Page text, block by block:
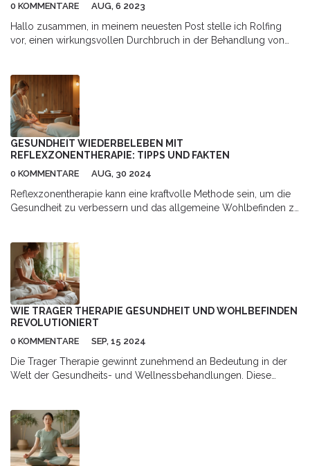
0 KOMMENTARE AUG, 6 2023
Hallo zusammen, in meinem neuesten Post stelle ich Rolfing
vor, einen wirkungsvollen Durchbruch in der Behandlung von
mit einem ganzheitlichen Ansatz zur Verbesserung unserer
Körperhaltung und Bewegung. Erfahren Sie mehr über diese
erstaunliche Technik, die bereits vielen Menschen geholfen hat,
ihre Rückenschmerzen zu lindern. Machen Sie mit auf der Reise
zu einer schmerzfreien Zukunft!
GESUNDHEIT WIEDERBELEBEN MIT
REFLEXZONENTHERAPIE: TIPPS UND FAKTEN
0 KOMMENTARE AUG, 30 2024
Reflexzonentherapie kann eine kraftvolle Methode sein, um die
Gesundheit zu verbessern und das allgemeine Wohlbefinden zu
praktische Tipps für die Anwendung im Alltag.
WIE TRAGER THERAPIE GESUNDHEIT UND WOHLBEFINDEN
REVOLUTIONIERT
0 KOMMENTARE SEP, 15 2024
Die Trager Therapie gewinnt zunehmend an Bedeutung in der
Welt der Gesundheits- und Wellnessbehandlungen. Diese
wirst du die Grundlagen der Trager Therapie kennenlernen,
erfahren, wie sie funktioniert und welche Vorteile sie bietet.
Zudem werden Tipps gegeben, wie man die Therapie in den
Alltag integrieren kann.